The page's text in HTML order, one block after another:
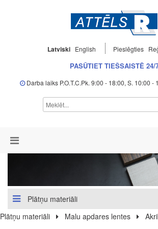
Latviski English Pieslēgties
PASŪTIET TIEŠSAISTĒ 24/
Darba laiks P.O.T.C.Pk. 9:00 - 18:00, S. 10:00 -
Plātņu materiāli
Plātņu materiāli
Malu apdares lentes